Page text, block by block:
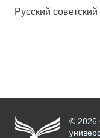
Русский советский
© 2026